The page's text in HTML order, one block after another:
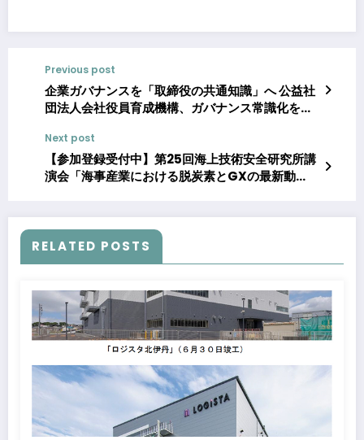
Previous post
企業ガバナンスを「取締役の共通知識」へ 公益社
団法人会社役員育成機構、ガバナンス常識化を目
Next post
【参加登録受付中】第25回海上技術安全研究所講
演会「海事産業における脱炭素とGXの最新動
RELATED POSTS